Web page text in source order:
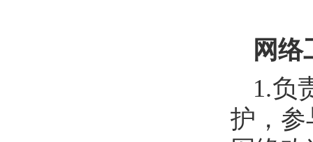
网络
1.负
护，参